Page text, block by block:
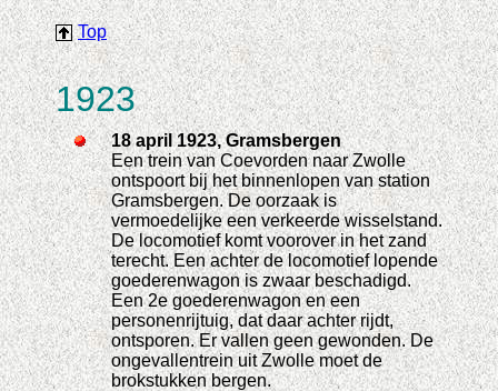
Top
1923
18 april 1923, Gramsbergen
Een trein van Coevorden naar Zwolle
ontspoort bij het binnenlopen van station
Gramsbergen. De oorzaak is
vermoedelijke een verkeerde wisselstand.
De locomotief komt voorover in het zand
terecht. Een achter de locomotief lopende
goederenwagon is zwaar beschadigd.
Een 2e goederenwagon en een
personenrijtuig, dat daar achter rijdt,
ontsporen. Er vallen geen gewonden. De
ongevallentrein uit Zwolle moet de
brokstukken bergen.